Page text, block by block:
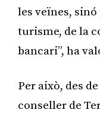
les veïnes,
turisme, de la
bancari”, ha
Per això, des
conseller de